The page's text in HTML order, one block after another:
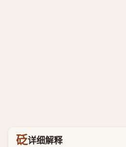
砭详细解释